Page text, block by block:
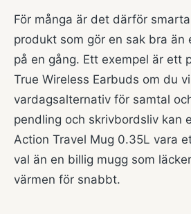
För många är det därför
produkt som gör en sak bra än
på en gång. Ett exempel är ett
True Wireless Earbuds om du
vardagsalternativ för samtal
pendling och skrivbordsliv kan
Action Travel Mug 0.35L vara
val än en billig mugg som
värmen för snabbt.